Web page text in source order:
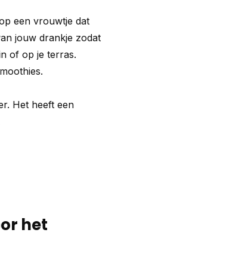
een vrouwtje dat
jouw drankje zodat
of op je terras.
Het heeft een
het